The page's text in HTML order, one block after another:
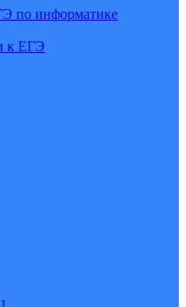
по информатике
к ЕГЭ